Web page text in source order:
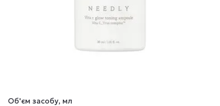
Об'єм засобу, мл